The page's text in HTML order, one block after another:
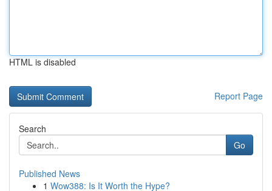
HTML is disabled
Report Page
Search
Go
Published News
1 Wow388: Is It Worth the Hype?